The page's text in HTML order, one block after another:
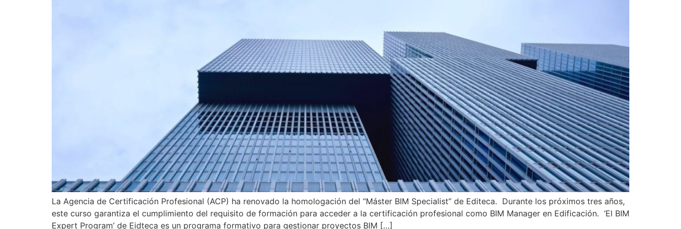
La Agencia de Certificación Profesional (ACP) ha renovado la homologación del “Máster BIM Specialist” de Editeca. Durante los próximos tres años,
este curso garantiza el cumplimiento del requisito de formación para acceder a la certificación profesional como BIM Manager en Edificación. ‘El BIM
Expert Program’ de Eidteca es un programa formativo para gestionar proyectos BIM […]